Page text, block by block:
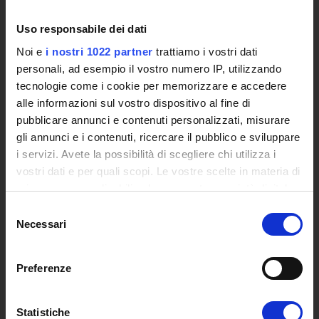
Uso responsabile dei dati
Noi e i nostri 1022 partner trattiamo i vostri dati
personali, ad esempio il vostro numero IP, utilizzando
tecnologie come i cookie per memorizzare e accedere
alle informazioni sul vostro dispositivo al fine di
pubblicare annunci e contenuti personalizzati, misurare
gli annunci e i contenuti, ricercare il pubblico e sviluppare
i servizi. Avete la possibilità di scegliere chi utilizza i
vostri dati e per quali scopi. Le vostre scelte in materia di
privacy sono applicabili solo su questa proprietà digitale
modificare o revocare il proprio consenso in qualsiasi
momento dalla Dichiarazione sui cookie o facendo clic
raccogliere informazioni sulla tua posizione
delNecessari
Preferenze
Statistiche
L'infrastruttura di e-Learning
Eventi
Siti Istituzionali e Progetti Interuniversitari
Accesso alla Banca Dati di Segreteria Online
Posta Elettronica Certificata - PEC
Bacheca del Rettore
DIDATTICA
Corsi di Laurea
Percorsi abilitanti di formazione iniziale degli insegnanti
Certificazioni e Alta Formazione Professionale